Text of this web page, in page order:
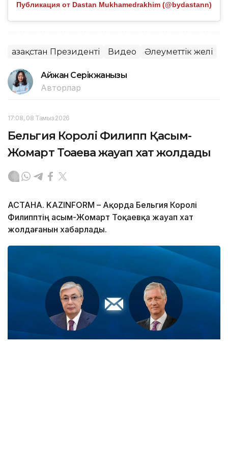
Публикация от Dastan Mukhamedrakhim (@bydastann)
Қазақстан Президенті Видео Әлеуметтік желі
Айжан Серікжанқызы
Авторлар
17:08, 08 Тамыз 2026
Бельгия Королі Филипп Қасым-
Жомарт Тоқаевқа жауап хат жолдады
АСТАНА. KAZINFORM – Ақорда Бельгия Королі
Филипптің Қасым-Жомарт Тоқаевқа жауап хат
жолдағанын хабарлады.